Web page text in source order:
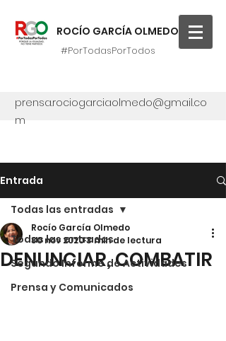
#PorTodasPorTodos
prensa.rociogarciaolmedo@gmail.co
m
ROCÍO GARCÍA OLMEDO
Entrada
Todas las entradas
Segundo Informe de Actividades
Prensa y Comunicados
Todas las entradas
DENUNCIAR, COMBATIR
Rocío García Olmedo
30 nov 20203 min de lectura